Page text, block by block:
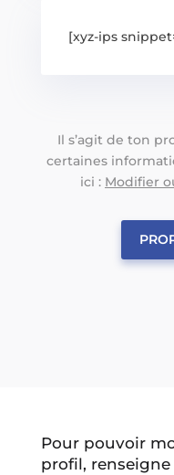
[xyz-ips
Il s’agit de ton
certaines
ici : Modifier
Pour pouvoir
profil,